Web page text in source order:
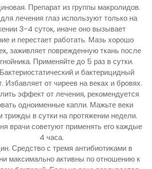
Препарат из группы макролидов.
лечения глаз используют только на
3-4 суток, иначе оно вызывает
и перестает работать. Мазь хорошо
заживляет поврежденную ткань после
Применяйте до 5 раз в сутки.
и бактерицидный
Избавляет от чиреев на веках и бровях.
эффект от лечения, рекомендуется
одноименные капли. Мажьте веки
трижды в сутки на протяжении недели.
врачи советуют применять его каждые
4 часа.
Средство с тремя антибиотиками в
максимально активны по отношению к